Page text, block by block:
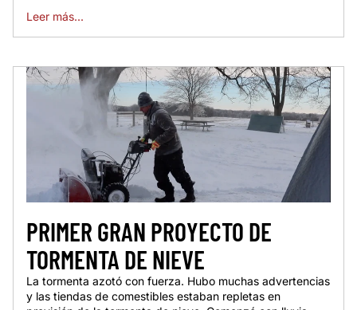
Leer más...
PRIMER GRAN PROYECTO DE
TORMENTA DE NIEVE
La tormenta azotó con fuerza. Hubo muchas advertencias
y las tiendas de comestibles estaban repletas en